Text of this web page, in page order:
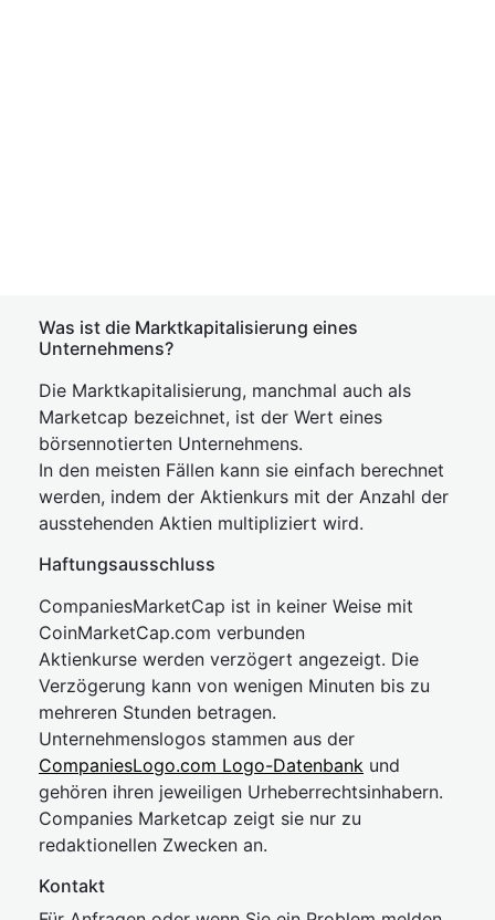
Was ist die Marktkapitalisierung eines
Unternehmens?
Die Marktkapitalisierung, manchmal auch als
Marketcap bezeichnet, ist der Wert eines
börsennotierten Unternehmens.
In den meisten Fällen kann sie einfach berechnet
werden, indem der Aktienkurs mit der Anzahl der
ausstehenden Aktien multipliziert wird.
Haftungsausschluss
CompaniesMarketCap ist in keiner Weise mit
CoinMarketCap.com verbunden
Aktienkurse werden verzögert angezeigt. Die
Verzögerung kann von wenigen Minuten bis zu
mehreren Stunden betragen.
Unternehmenslogos stammen aus der
CompaniesLogo.com Logo-Datenbank und
gehören ihren jeweiligen Urheberrechtsinhabern.
Companies Marketcap zeigt sie nur zu
redaktionellen Zwecken an.
Kontakt